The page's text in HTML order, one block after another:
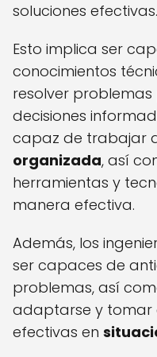
soluciones efectivas.
Esto implica ser
conocimientos
resolver
decisiones
capaz de trabajar
organizada, así
herramientas y
manera efectiva.
Además, los
ser capaces de
problemas, así
adaptarse y tomar
efectivas en